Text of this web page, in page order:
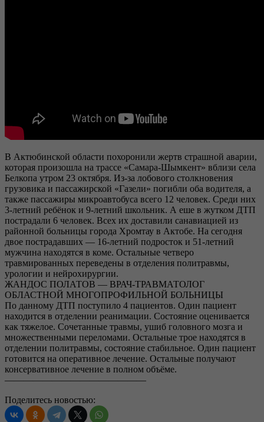
В Актюбинской области похоронили жертв страшной аварии,
которая произошла на трассе «Самара-Шымкент» вблизи села
Белкопа утром 23 октября. Из-за лобового столкновения
грузовика и пассажирской «Газели» погибли оба водителя, а
также пассажиры микроавтобуса всего 12 человек. Среди них
3-летний ребёнок и 9-летний школьник. А еше в жутком ДТП
пострадали 6 человек. Всех их доставили санавиацией из
районной больницы города Хромтау в Актобе. На сегодня
двое пострадавших — 16-летний подросток и 51-летний
мужчина находятся в коме. Остальные четверо
травмированных переведены в отделения политравмы,
урологии и нейрохирургии.
ЖАНДОС ПОЛАТОВ — ВРАЧ-ТРАВМАТОЛОГ
ОБЛАСТНОЙ МНОГОПРОФИЛЬНОЙ БОЛЬНИЦЫ
По данному ДТП поступило 4 пациентов. Один пациент
находится в отделении реанимации. Состояние оценивается
как тяжелое. Сочетанные травмы, ушиб головного мозга и
множественными переломами. Остальные трое находятся в
отделении политравмы, состояние стабильное. Один пациент
готовится на оперативное лечение. Остальные получают
консервативное лечение в полном объёме.
———————————————
Поделитесь новостью: